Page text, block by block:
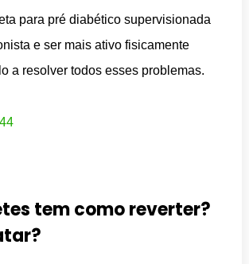
para pré diabético supervisionada
e ser mais ativo fisicamente
a resolver todos esses problemas.
tem como reverter?